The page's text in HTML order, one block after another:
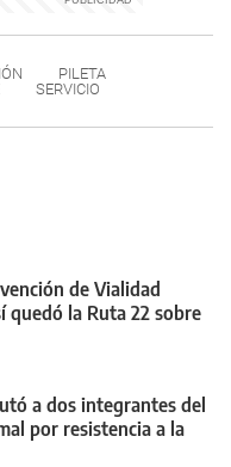
PILETA
SERVICIO
de Vialidad
quedó la Ruta 22 sobre
a dos integrantes del
por resistencia a la